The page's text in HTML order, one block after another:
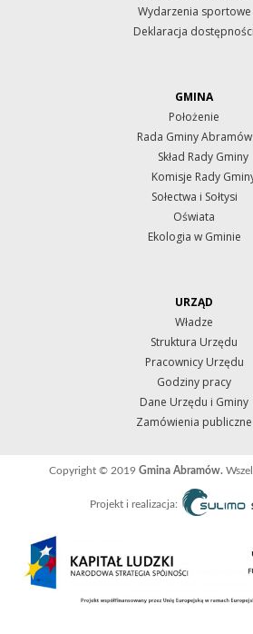
Wydarzenia sportowe
Deklaracja dostępności
GMINA
Położenie
Rada Gminy Abramów
Skład Rady Gminy
Komisje Rady
Sołectwa i Sołtysi
Oświata
Ekologia w Gminie
URZĄD
Władze
Struktura Urzędu
Pracownicy Urzędu
Godziny pracy
Dane Urzędu i Gminy
Zamówienia publiczne
Copyright © 2019 Gmina Abramów.
Projekt i realizacja: